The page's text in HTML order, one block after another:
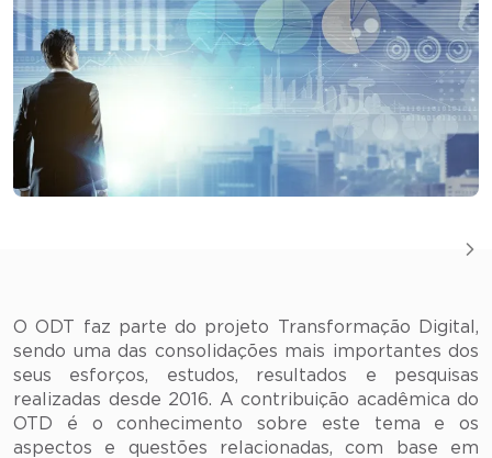
O ODT faz parte do projeto Transformação Digital,
sendo uma das consolidações mais importantes dos
seus esforços, estudos, resultados e pesquisas
realizadas desde 2016. A contribuição acadêmica do
OTD é o conhecimento sobre este tema e os
aspectos e questões relacionadas, com base em